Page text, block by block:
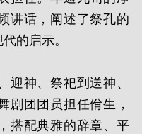
讲话，阐述了祭孔的
的启示。
迎神、祭祀到送神、
剧团团员担任佾生，
搭配典雅的辞章、平